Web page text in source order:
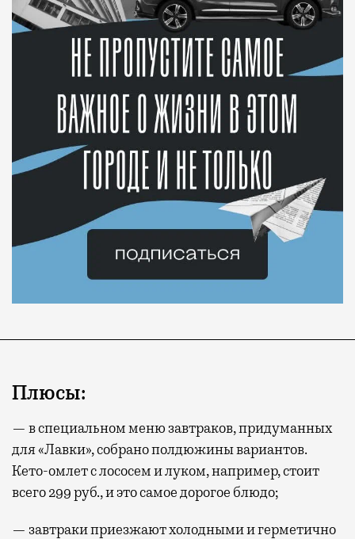
Плюсы:
— в специальном меню завтраков, придуманных
для «Лавки», собрано полдюжины вариантов.
Кето-омлет с лососем и луком, например, стоит
всего 299 руб., и это самое дорогое блюдо;
— завтраки приезжают холодными и герметично